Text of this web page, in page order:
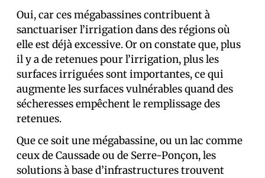
Oui, car ces mégabassines contribuent à
sanctuariser l’irrigation dans des régions où
elle est déjà excessive. Or on constate que, plus
il y a de retenues pour l’irrigation, plus les
surfaces irriguées sont importantes, ce qui
augmente les surfaces vulnérables quand des
sécheresses empêchent le remplissage des
retenues.
Que ce soit une mégabassine, ou un lac comme
ceux de Caussade ou de Serre-Ponçon, les
solutions à base d’infrastructures trouvent